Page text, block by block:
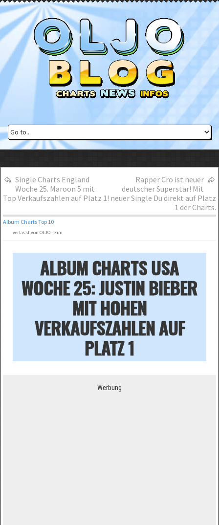
Single Charts England
Woche 25. Maroon 5 mit
Top Verkaufszahlen auf Platz 1!
Rapper Cro ist neuer
deutscher Superstar! Mit
neuer Single Du direkt auf Platz
1 der Charts.
Album Charts Top 10
verfasst von OLJO-Team
ALBUM CHARTS USA
WOCHE 25: JUSTIN BIEBER
MIT HOHEN
VERKAUFSZAHLEN AUF
PLATZ 1
Werbung